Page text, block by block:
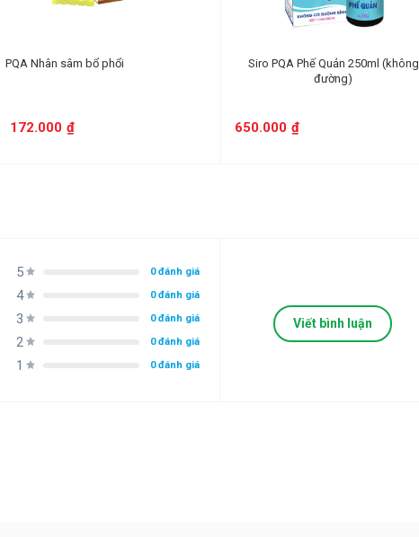
PQA Nhân sâm bổ phổi
172.000 ₫
Siro PQA Phế Quản 250ml (không
đường)
650.000 ₫
5 0 đánh giá
4 0 đánh giá
3 0 đánh giá
2 0 đánh giá
1 0 đánh giá
Viết bình luận